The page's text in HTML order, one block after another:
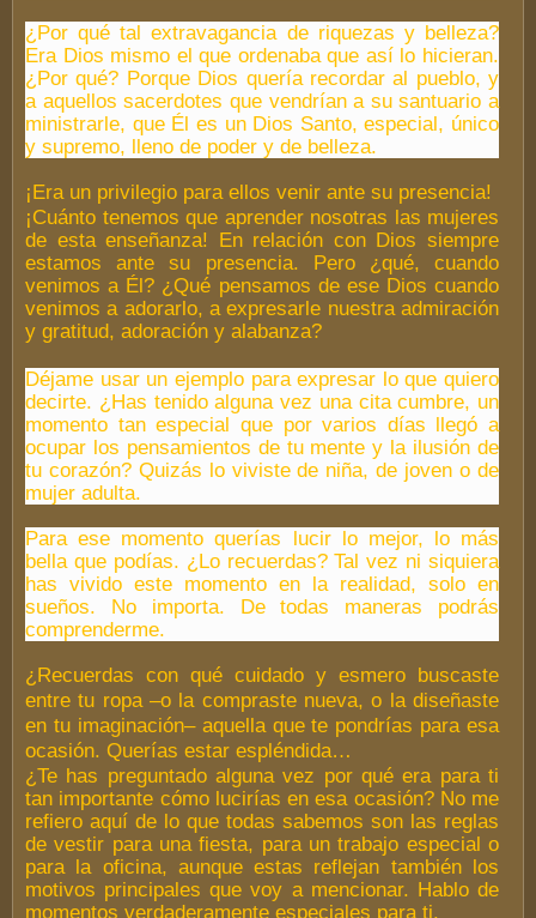
¿Por qué tal extravagancia de riquezas y belleza?
Era Dios mismo el que ordenaba que así lo hicieran.
¿Por qué? Porque Dios quería recordar al pueblo, y
a aquellos sacerdotes que vendrían a su santuario a
ministrarle, que Él es un Dios Santo, especial, único
y supremo, lleno de poder y de belleza.
¡Era un privilegio para ellos venir ante su presencia!
¡Cuánto tenemos que aprender nosotras las mujeres
de esta enseñanza! En relación con Dios siempre
estamos ante su presencia. Pero ¿qué, cuando
venimos a Él? ¿Qué pensamos de ese Dios cuando
venimos a adorarlo, a expresarle nuestra admiración
y gratitud, adoración y alabanza?
Déjame usar un ejemplo para expresar lo que quiero
decirte. ¿Has tenido alguna vez una cita cumbre, un
momento tan especial que por varios días llegó a
ocupar los pensamientos de tu mente y la ilusión de
tu corazón? Quizás lo viviste de niña, de joven o de
mujer adulta.
Para ese momento querías lucir lo mejor, lo más
bella que podías. ¿Lo recuerdas? Tal vez ni siquiera
has vivido este momento en la realidad, solo en
sueños. No importa. De todas maneras podrás
comprenderme.
¿Recuerdas con qué cuidado y esmero buscaste
entre tu ropa –o la compraste nueva, o la diseñaste
en tu imaginación– aquella que te pondrías para esa
ocasión. Querías estar espléndida…
¿Te has preguntado alguna vez por qué era para ti
tan importante cómo lucirías en esa ocasión? No me
refiero aquí de lo que todas sabemos son las reglas
de vestir para una fiesta, para un trabajo especial o
para la oficina, aunque estas reflejan también los
motivos principales que voy a mencionar. Hablo de
momentos verdaderamente especiales para ti.